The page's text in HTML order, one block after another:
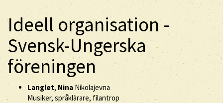
Ideell organisation -
Svensk-Ungerska
föreningen
Langlet, Nina Nikolajevna
Musiker, språklärare, filantrop